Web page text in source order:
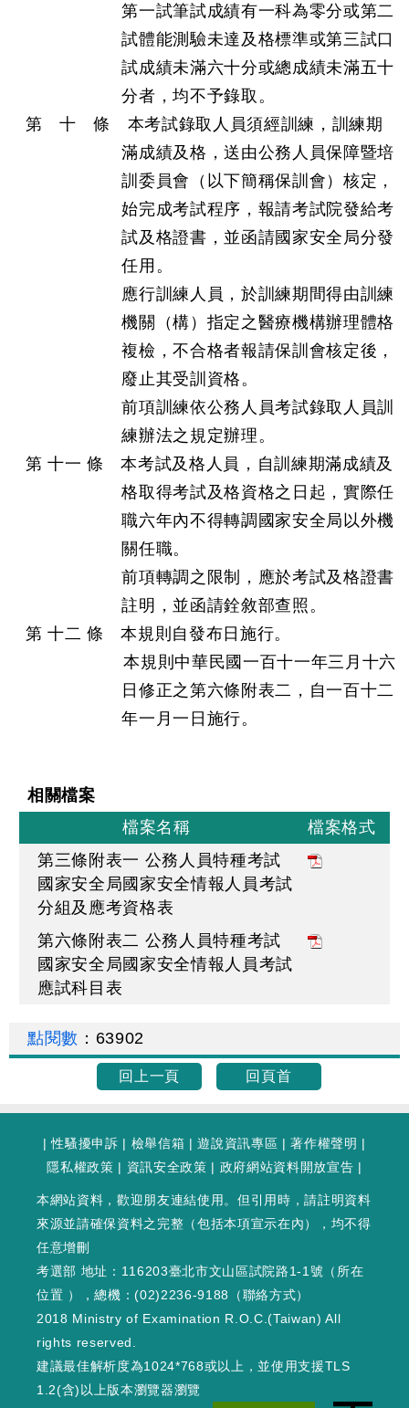
第一試筆試成績有一科為零分或第二
試體能測驗未達及格標準或第三試口
試成績未滿六十分或總成績未滿五十
分者，均不予錄取。
第 十 條 本考試錄取人員須經訓練，訓練期
滿成績及格，送由公務人員保障暨培
訓委員會（以下簡稱保訓會）核定，
始完成考試程序，報請考試院發給考
試及格證書，並函請國家安全局分發
任用。
應行訓練人員，於訓練期間得由訓練
機關（構）指定之醫療機構辦理體格
複檢，不合格者報請保訓會核定後，
廢止其受訓資格。
前項訓練依公務人員考試錄取人員訓
練辦法之規定辦理。
第 十一 條 本考試及格人員，自訓練期滿成績及
格取得考試及格資格之日起，實際任
職六年內不得轉調國家安全局以外機
關任職。
前項轉調之限制，應於考試及格證書
註明，並函請銓敘部查照。
第 十二 條 本規則自發布日施行。
本規則中華民國一百十一年三月十六
日修正之第六條附表二，自一百十二
年一月一日施行。
相關檔案
檔案名稱
檔案格式
第三條附表一 公務人員特種考試
國家安全局國家安全情報人員考試
分組及應考資格表
第六條附表二 公務人員特種考試
國家安全局國家安全情報人員考試
應試科目表
點閱數 ： 63902
回上一頁 回頁首
|性騷擾申訴 | 檢舉信箱 |遊說資訊專區 |著作權聲明 |
隱私權政策 | 資訊安全政策 | 政府網站資料開放宣告 |
本網站資料，歡迎朋友連結使用。但引用時，請註明資料
來源並請確保資料之完整（包括本項宣示在內），均不得
任意增刪
考選部 地址：116203臺北市文山區試院路1-1號（ 所在
位置 ），總機：(02)2236-9188（聯絡方式）
2018 Ministry of Examination R.O.C.(Taiwan) All
rights reserved.
建議最佳解析度為1024*768或以上，並使用支援TLS
1.2(含)以上版本瀏覽器瀏覽